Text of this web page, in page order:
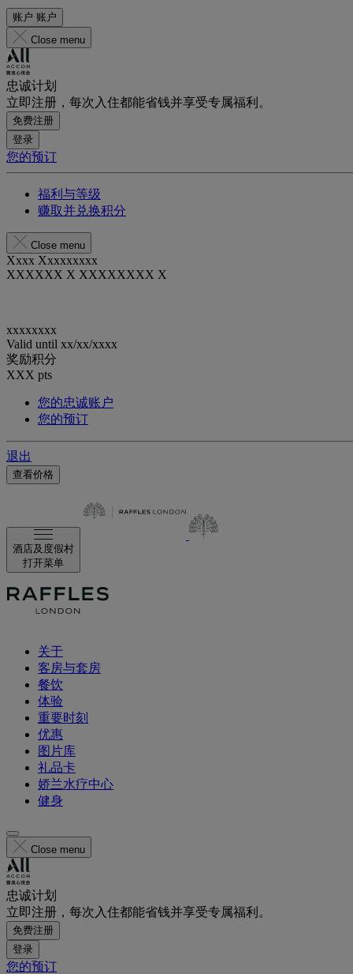
账户 账户
Close menu
忠诚计划
立即注册，每次入住都能省钱并享受专属福利。
免费注册
登录
您的预订
福利与等级
赚取并兑换积分
Close menu
Xxxx Xxxxxxxxx
XXXXXX X XXXXXXXX X
xxxxxxxx
Valid until xx/xx/xxxx
奖励积分
XXX pts
您的忠诚账户
您的预订
退出
查看价格
酒店及度假村
打开菜单
关于
客房与套房
餐饮
体验
重要时刻
优惠
图片库
礼品卡
娇兰水疗中心
健身
Close menu
忠诚计划
立即注册，每次入住都能省钱并享受专属福利。
免费注册
登录
您的预订